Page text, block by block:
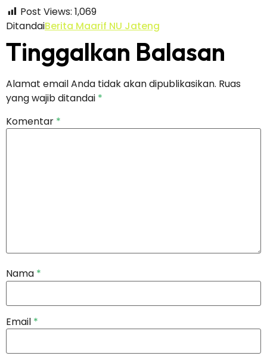
Post Views: 1,069
DitandaiBerita Maarif NU Jateng
Tinggalkan Balasan
Alamat email Anda tidak akan dipublikasikan. Ruas
yang wajib ditandai *
Komentar *
Nama *
Email *